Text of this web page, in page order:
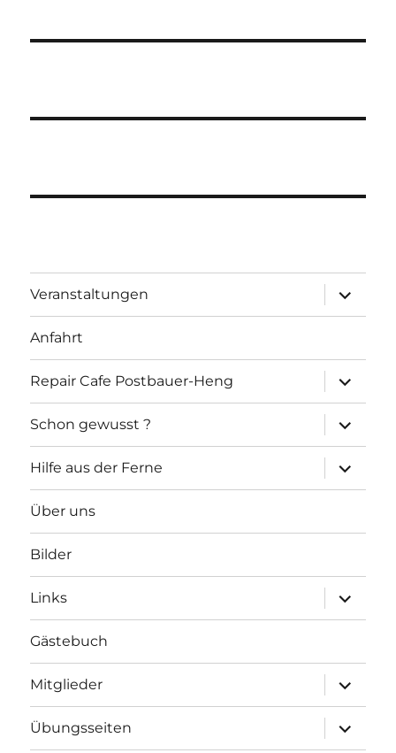
Veranstaltungen
öffnen
Anfahrt
Repair Cafe Postbauer-Heng
öffnen
Schon gewusst ?
öffnen
Hilfe aus der Ferne
öffnen
Über uns
Bilder
Links
öffnen
Gästebuch
Mitglieder
öffnen
Übungsseiten
öffnen